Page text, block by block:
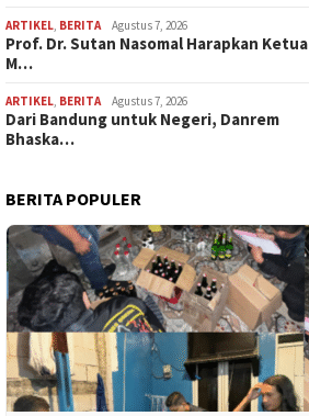
ARTIKEL, BERITA Agustus 7, 2026
Prof. Dr. Sutan Nasomal Harapkan Ketua
M…
ARTIKEL, BERITA Agustus 7, 2026
Dari Bandung untuk Negeri, Danrem
Bhaska…
BERITA POPULER